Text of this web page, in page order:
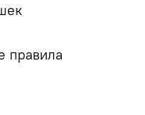
правила